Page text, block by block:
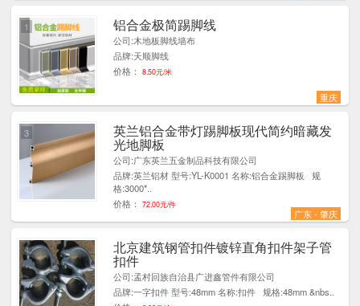
铝合金极简踢脚线
公司:木地板脚线墙布
品牌:天顺脚线
价格：
8.50元/米
重庆
1
英兰铝合金带灯踢脚板现代简约暗藏发
光地脚板
公司:广东英兰五金制品科技有限公司
品牌:英兰铝材 型号:YL-K0001 名称:铝合金踢脚板 规
格:3000*..
价格：
72.00元/件
广东 - 肇庆
3
北京建筑钢管扣件镀锌直角扣件架子管
扣件
公司:孟村回族自治县广进鑫管件有限公司
品牌:一字扣件 型号:48mm 名称:扣件 规格:48mm &nbs..
4